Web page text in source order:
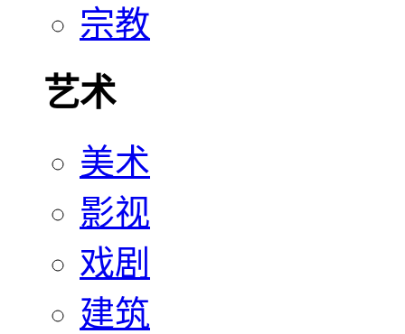
宗教
艺术
美术
影视
戏剧
建筑